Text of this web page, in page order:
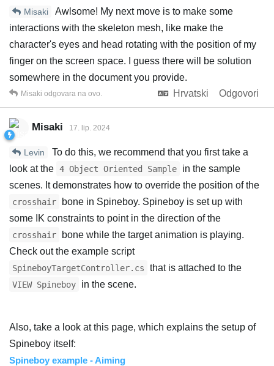
Misaki
Awlsome! My next move is to make some
interactions with the skeleton mesh, like make the
character's eyes and head rotating with the position of my
finger on the screen space. I guess there will be solution
somewhere in the document you provide.
Hrvatski
Odgovori
Misaki odgovara na ovo.
Misaki 17. lip. 2024
Levin
To do this, we recommend that you first take a
look at the 4 Object Oriented Sample
in the sample
scenes. It demonstrates how to override the position of the
crosshair
bone in Spineboy. Spineboy is set up with
some IK constraints to point in the direction of the
crosshair
bone while the target animation is playing.
Check out the example script
SpineboyTargetController.cs that is attached to the
VIEW Spineboy in the scene.
Also, take a look at this page, which explains the setup of
Spineboy itself:
Spineboy example - Aiming